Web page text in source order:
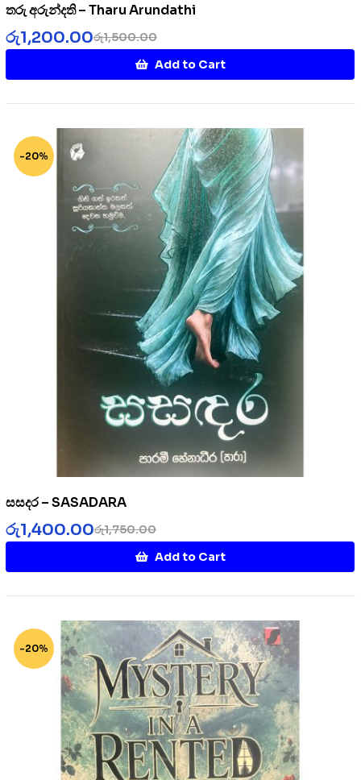
තරු අරුන්දති – Tharu Arundathi
රු1,500.00
රු1,200.00
Add to Cart
-20%
සසදර – SASADARA
රු1,750.00
රු1,400.00
Add to Cart
-20%